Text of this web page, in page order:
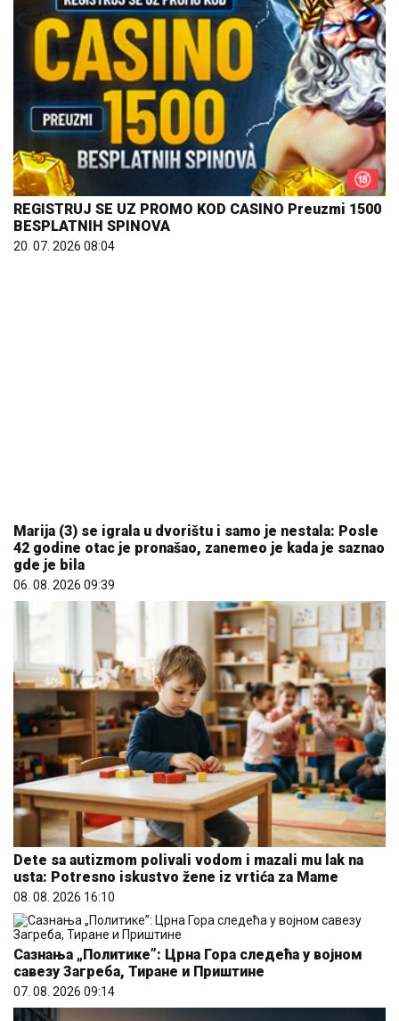
REGISTRUJ SE UZ PROMO KOD CASINO Preuzmi 1500
BESPLATNIH SPINOVA
20. 07. 2026 08:04
Dete sa autizmom polivali vodom i mazali mu lak na
usta: Potresno iskustvo žene iz vrtića za Mame
08. 08. 2026 16:10
Сазнања „Политике”: Црна Гора следећа у војном
савезу Загреба, Тиране и Приштине
07. 08. 2026 09:14